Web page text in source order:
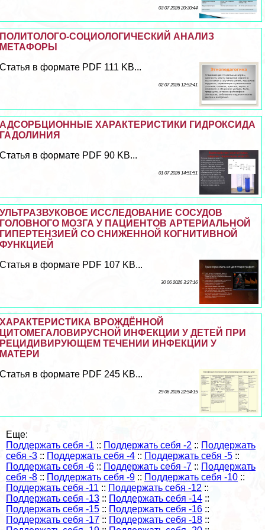
03 07 2026 20:30:44
ПОЛИТОЛОГО-СОЦИОЛОГИЧЕСКИЙ АНАЛИЗ
МЕТАФОРЫ
Статья в формате PDF 111 KB...
02 07 2026 12:52:41
АДСОРБЦИОННЫЕ ХАРАКТЕРИСТИКИ ГИДРОКСИДА
ГАДОЛИНИЯ
Статья в формате PDF 90 KB...
01 07 2026 14:51:51
УЛЬТРАЗВУКОВОЕ ИССЛЕДОВАНИЕ СОСУДОВ
ГОЛОВНОГО МОЗГА У ПАЦИЕНТОВ АРТЕРИАЛЬНОЙ
ГИПЕРТЕНЗИЕЙ СО СНИЖЕННОЙ КОГНИТИВНОЙ
ФУНКЦИЕЙ
Статья в формате PDF 107 KB...
30 06 2026 3:27:16
ХАРАКТЕРИСТИКА ВРОЖДЁННОЙ
ЦИТОМЕГАЛОВИРУСНОЙ ИНФЕКЦИИ У ДЕТЕЙ ПРИ
РЕЦИДИВИРУЮЩЕМ ТЕЧЕНИИ ИНФЕКЦИИ У
МАТЕРИ
Статья в формате PDF 245 KB...
29 06 2026 22:54:15
Еще:
Поддержать себя -1 :: Поддержать себя -2 :: Поддержать
себя -3 :: Поддержать себя -4 :: Поддержать себя -5 ::
Поддержать себя -6 :: Поддержать себя -7 :: Поддержать
себя -8 :: Поддержать себя -9 :: Поддержать себя -10 ::
Поддержать себя -11 :: Поддержать себя -12 ::
Поддержать себя -13 :: Поддержать себя -14 ::
Поддержать себя -15 :: Поддержать себя -16 ::
Поддержать себя -17 :: Поддержать себя -18 ::